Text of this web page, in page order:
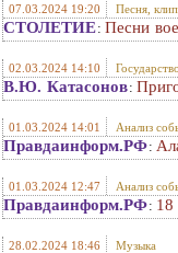
07.03.2024 19:20 Песня, клип
СТОЛЕТИЕ: Песни
02.03.2024 14:10 Государство
В.Ю. Катасонов:
01.03.2024 14:01 Анализ
Правдаинформ.РФ:
01.03.2024 12:47 Анализ
Правдаинформ.РФ: 18
28.02.2024 18:46 Музыка